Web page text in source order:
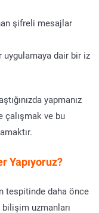
şifreli mesajlar
uygulamaya dair bir iz
yapmanız
çalışmak ve bu
Yapıyoruz?
tespitinde daha önce
uzmanları